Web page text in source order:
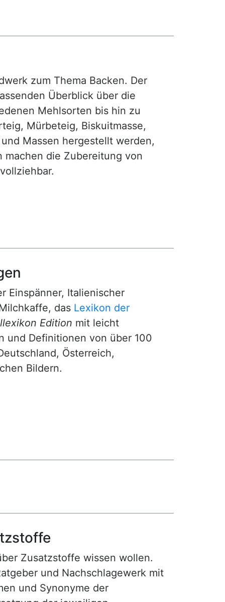
zum Thema Backen. Der
Überblick über die
Mehlsorten bis hin zu
Mürbeteig, Biskuitmasse,
Massen hergestellt werden,
die Zubereitung von
Einspänner, Italienischer
das Lexikon der
Edition mit leicht
und Definitionen von über 100
Österreich,
Bildern.
Zusatzstoffe wissen wollen.
und Nachschlagewerk mit
und Synonyme der